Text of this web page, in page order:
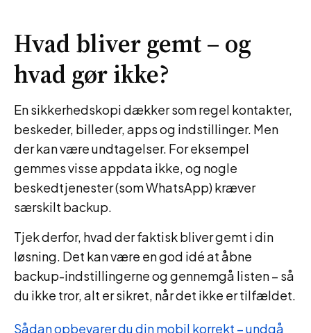
Hvad bliver gemt – og
hvad gør ikke?
En sikkerhedskopi dækker som regel kontakter,
beskeder, billeder, apps og indstillinger. Men
der kan være undtagelser. For eksempel
gemmes visse appdata ikke, og nogle
beskedtjenester (som WhatsApp) kræver
særskilt backup.
Tjek derfor, hvad der faktisk bliver gemt i din
løsning. Det kan være en god idé at åbne
backup-indstillingerne og gennemgå listen – så
du ikke tror, alt er sikret, når det ikke er tilfældet.
Sådan opbevarer du din mobil korrekt – undgå